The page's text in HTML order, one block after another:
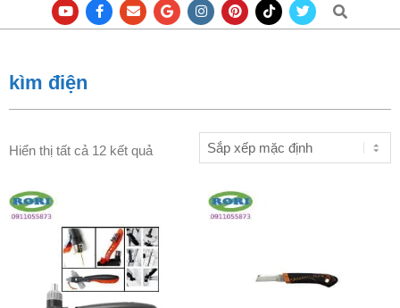
Search
kìm điện
Hiển thị tất cả 12 kết quả